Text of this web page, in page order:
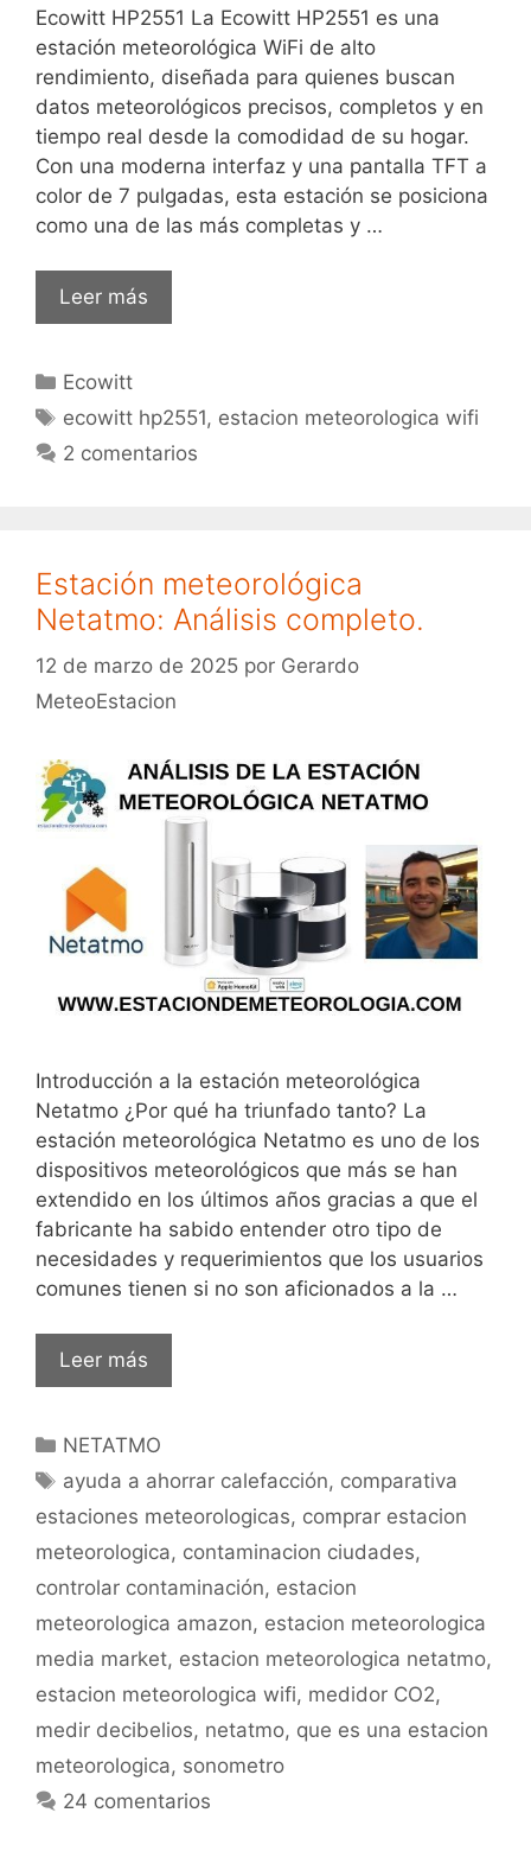
Ecowitt HP2551 La Ecowitt HP2551 es una
estación meteorológica WiFi de alto
rendimiento, diseñada para quienes buscan
datos meteorológicos precisos, completos y en
tiempo real desde la comodidad de su hogar.
Con una moderna interfaz y una pantalla TFT a
color de 7 pulgadas, esta estación se posiciona
como una de las más completas y …
Leer más
HP2551
Categorías
Ecowitt
Etiquetas
ecowitt hp2551, estacion meteorologica wifi
2 comentarios
Estación meteorológica
Netatmo: Análisis completo.
12 de marzo de 2025 por Gerardo
MeteoEstacion
Introducción a la estación meteorológica
Netatmo ¿Por qué ha triunfado tanto? La
estación meteorológica Netatmo es uno de los
dispositivos meteorológicos que más se han
extendido en los últimos años gracias a que el
fabricante ha sabido entender otro tipo de
necesidades y requerimientos que los usuarios
comunes tienen si no son aficionados a la …
Leer más
meteorológica
Análisis
completo.
Categorías
NETATMO
Etiquetas
ayuda a ahorrar calefacción, comparativa
estaciones meteorologicas, comprar estacion
meteorologica, contaminacion ciudades,
controlar contaminación, estacion
meteorologica amazon, estacion meteorologica
media market, estacion meteorologica netatmo,
estacion meteorologica wifi, medidor CO2,
medir decibelios, netatmo, que es una estacion
meteorologica, sonometro
24 comentarios